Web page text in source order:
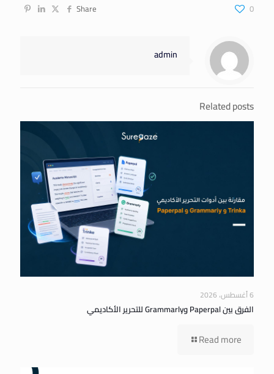
Share 0
admin
Related posts
6 أغسطس، 2026
الفرق بين Paperpal وGrammarly للتحرير الأكاديمي
Read more